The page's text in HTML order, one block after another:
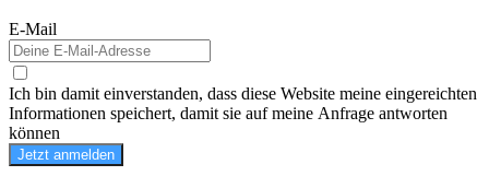
E-Mail
Ich bin damit einverstanden, dass diese Website meine eingereichten
Informationen speichert, damit sie auf meine Anfrage antworten
können
Jetzt anmelden